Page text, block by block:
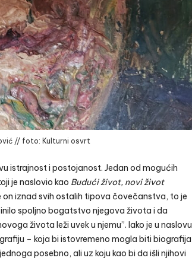
// foto: Kulturni osvrt
istrajnost i postojanost. Jedan od mogućih
je naslovio kao Budući život, novi život
on iznad svih ostalih tipova čovečanstva, to je
spoljno bogatstvo njegova života i da
života leži uvek u njemu”. Iako je u naslovu
– koja bi istovremeno mogla biti biografija
posebno, ali uz koju kao bi da išli njihovi